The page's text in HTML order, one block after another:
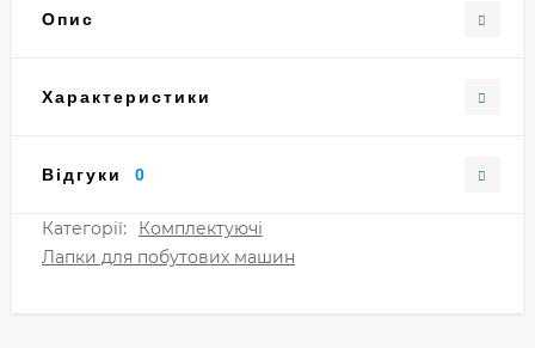
Опис
Характеристики
Відгуки 0
Категорії:
Комплектуючі
Лапки для побутових машин